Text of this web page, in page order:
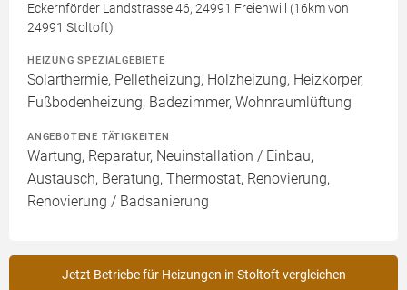
Eckernförder Landstrasse 46, 24991 Freienwill (16km von
24991 Stoltoft)
HEIZUNG SPEZIALGEBIETE
Solarthermie, Pelletheizung, Holzheizung, Heizkörper,
Fußbodenheizung, Badezimmer, Wohnraumlüftung
ANGEBOTENE TÄTIGKEITEN
Wartung, Reparatur, Neuinstallation / Einbau,
Austausch, Beratung, Thermostat, Renovierung,
Renovierung / Badsanierung
Jetzt Betriebe für Heizungen in Stoltoft vergleichen